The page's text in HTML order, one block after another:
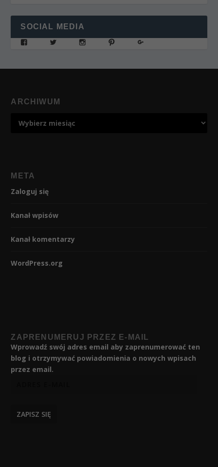
SOCIAL MEDIA
ARCHIWUM
META
Zaloguj się
Kanał wpisów
Kanał komentarzy
WordPress.org
ZAPRENUMERUJ PRZEZ E-MAIL
Wprowadź swój adres email aby zaprenumerować ten
blog i otrzymywać powiadomienia o nowych wpisach
przez email.
ZAPISZ SIĘ